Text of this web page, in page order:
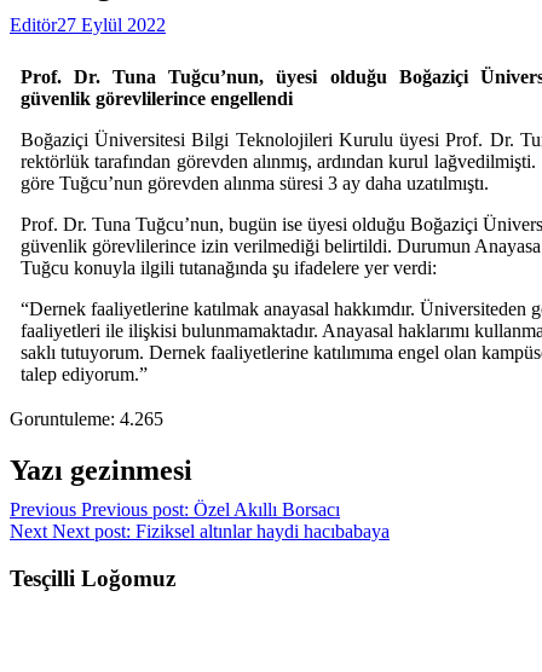
Editör27 Eylül 2022
Prof. Dr. Tuna Tuğcu’nun, üyesi olduğu Boğaziçi
güvenlik görevlilerince engellendi
Boğaziçi Üniversitesi Bilgi Teknolojileri Kurulu üyesi Prof. Dr.
rektörlük tarafından görevden alınmış, ardından kurul
göre Tuğcu’nun görevden alınma süresi 3 ay daha uzatılmıştı.
Prof. Dr. Tuna Tuğcu’nun, bugün ise üyesi olduğu Boğaziçi
güvenlik görevlilerince izin verilmediği belirtildi. Durumun Anayasa
Tuğcu konuyla ilgili tutanağında şu ifadelere yer verdi:
“Dernek faaliyetlerine katılmak anayasal hakkımdır. Üniversiteden
faaliyetleri ile ilişkisi bulunmamaktadır. Anayasal haklarımı
saklı tutuyorum. Dernek faaliyetlerine katılımıma engel olan
talep ediyorum.”
Goruntuleme: 4.265
Yazı gezinmesi
Previous Previous post: Özel Akıllı Borsacı
Next Next post: Fiziksel altınlar haydi hacıbabaya
Tesçilli Loğomuz